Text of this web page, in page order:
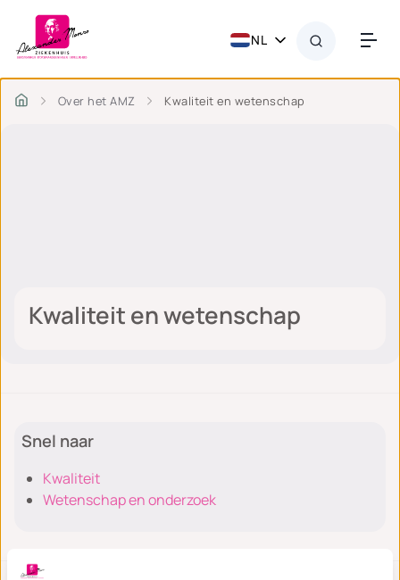
NL
Over het AMZ Kwaliteit en wetenschap
Kwaliteit en wetenschap
Snel naar
Kwaliteit
Wetenschap en onderzoek